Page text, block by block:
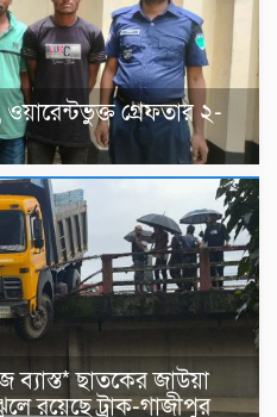
ওয়ারেন্টভুক্ত গ্রেফতার ২-
ব্যাস্ত* ছাতকের জাউয়া
রয়েছে ট্রাক-গাজীপুর